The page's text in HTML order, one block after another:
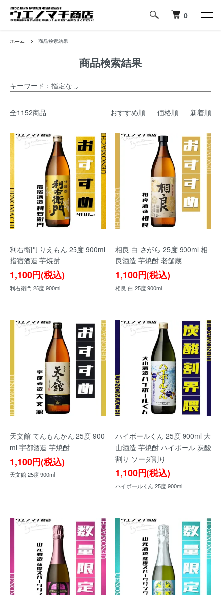
0
ホーム 商品検索結果
商品検索結果
キーワード：指定なし
全1152商品 おすすめ順 価格順 新着順
利右衛門 りえもん 25度 900ml
指宿酒造 芋焼酎
1,100円(税込)
利右衛門 25度 900ml
相良 白 さがら 25度 900ml 相
良酒造 芋焼酎 老舗蔵
1,100円(税込)
相良 白 25度 900ml
天文館 てんもんかん 25度 900
ml 宇都酒造 芋焼酎
1,100円(税込)
天文館 25度 900ml
ハイボールくん 25度 900ml 大
山酒造 芋焼酎 ハイボール 炭酸
割り ソーダ割り
1,100円(税込)
ハイボールくん 25度 900ml